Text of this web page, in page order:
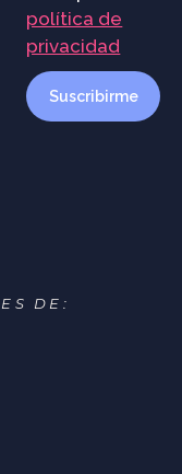
política de
privacidad
DE: